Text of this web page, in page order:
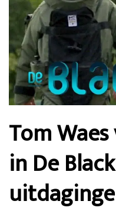
Tom
in De